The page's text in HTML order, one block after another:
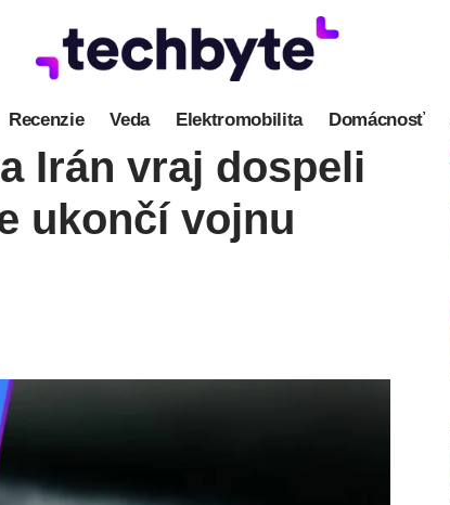
Recenzie Veda Elektromobilita Domácnosť
Irán vraj dospeli
ukončí vojnu